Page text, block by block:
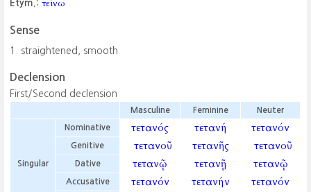
Etym.: τείνω
Sense
straightened, smooth
Declension
First/Second declension
Masculine Feminine Neuter
Singular
Nominative τετανός τετανή τετανόν
Genitive τετανοῦ τετανῆς τετανοῦ
Dative τετανῷ τετανῇ τετανῷ
Accusative τετανόν τετανήν τετανόν